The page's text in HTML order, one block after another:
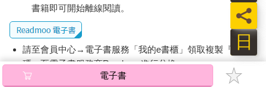
同業發展。
 關注宏觀經濟狀態，股市出現大趨勢轉折、進入熊市時，決定
是否減碼避險，以及減碼的幅度。
因此投資後管理工作需要花費相當的時間，才能建立足夠的心理
護城河，降低股價波動的影響，堅持中長期投資。因此，投資持
有不同公司的數目決定了投資後管理工作的負荷與品質。
股票市場的投資風險分為兩類：
書籍即可開始離線閱讀。
請至會員中心→電子書服務「我的e書櫃」領取複製『兌換
碼』至電子書服務商Readmoo進行兌換。
退換貨須知：
電子書
日
員